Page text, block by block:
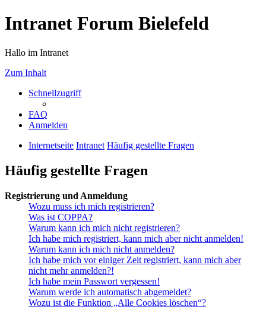
Intranet Forum Bielefeld
Hallo im Intranet
Zum Inhalt
Schnellzugriff
FAQ
Anmelden
Internetseite Intranet Häufig gestellte Fragen
Häufig gestellte Fragen
Registrierung und Anmeldung
Wozu muss ich mich registrieren?
Was ist COPPA?
Warum kann ich mich nicht registrieren?
Ich habe mich registriert, kann mich aber nicht anmelden!
Warum kann ich mich nicht anmelden?
Ich habe mich vor einiger Zeit registriert, kann mich aber
nicht mehr anmelden?!
Ich habe mein Passwort vergessen!
Warum werde ich automatisch abgemeldet?
Wozu ist die Funktion „Alle Cookies löschen“?